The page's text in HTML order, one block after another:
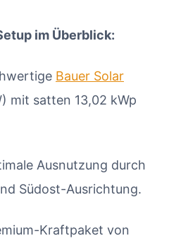
im Überblick:
Bauer Solar
mit satten 13,02 kWp
Ausnutzung durch
Südost-Ausrichtung.
Kraftpaket von